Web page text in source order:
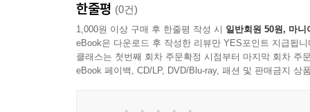
한줄평 (0건)
1,000원 이상 구매 후 한줄평 작성 시 일반회원 50원, 마니
eBook은 다운로드 후 작성한 리뷰만 YES포인트 지급됩니
클래스는 첫번째 회차 주문확정 시점부터 마지막 회차 주
eBook 페이백, CD/LP, DVD/Blu-ray, 패션 및 판매금지 상